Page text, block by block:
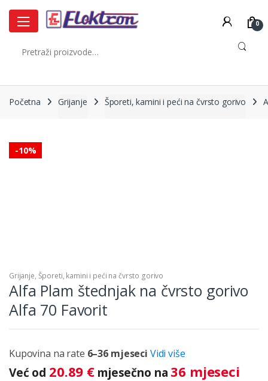
navigation
content
0
Početna Grijanje Šporeti, kamini i peći na čvrsto gorivo
-10%
Grijanje, Šporeti, kamini i peći na čvrsto gorivo
Alfa Plam štednjak na čvrsto gorivo
Alfa 70 Favorit
Kupovina na rate 6–36 mjeseci Vidi više
Već od 20.89 € mjesečno na 36 mjeseci